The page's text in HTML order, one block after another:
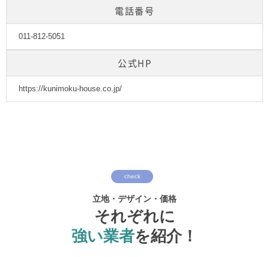
電話番号
011-812-5051
公式HP
https://kunimoku-house.co.jp/
check
立地・デザイン・価格
それぞれに
強い業者を紹介！